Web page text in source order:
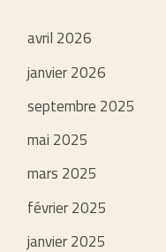
avril 2026
janvier 2026
septembre 2025
mai 2025
mars 2025
février 2025
janvier 2025